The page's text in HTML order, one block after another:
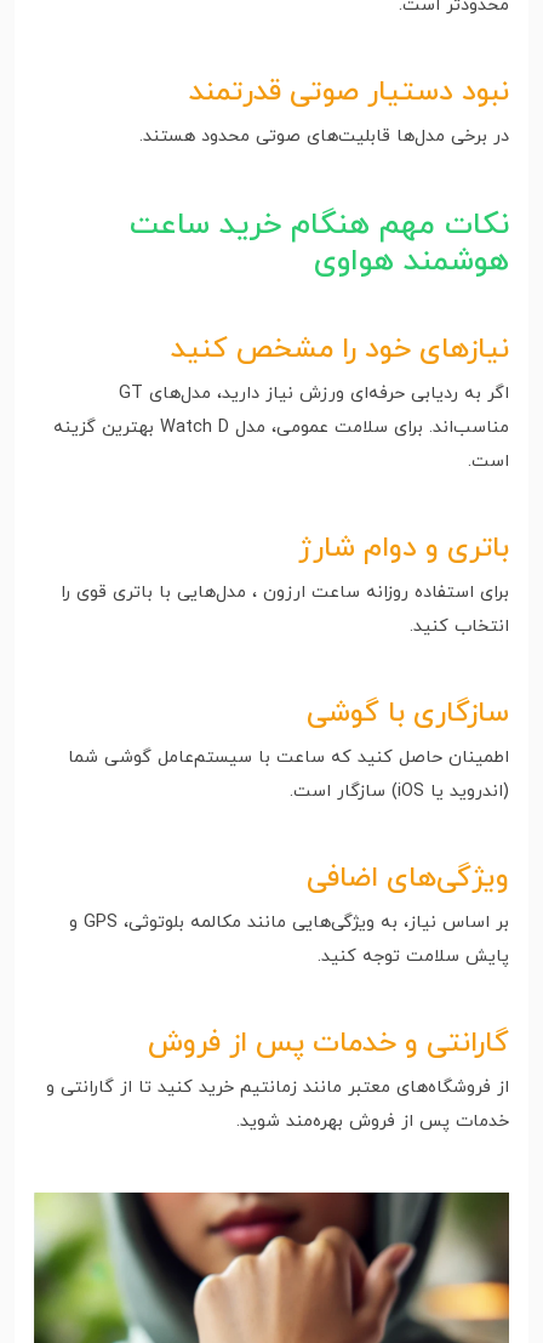
محدودتر است.
نبود دستیار صوتی قدرتمند
در برخی مدل‌ها قابلیت‌های صوتی محدود هستند.
نکات مهم هنگام خرید ساعت
هوشمند هواوی
نیازهای خود را مشخص کنید
اگر به ردیابی حرفه‌ای ورزش نیاز دارید، مدل‌های GT
مناسب‌اند. برای سلامت عمومی، مدل Watch D بهترین گزینه
است.
باتری و دوام شارژ
برای استفاده روزانه ساعت ارزون ، مدل‌هایی با باتری قوی را
انتخاب کنید.
سازگاری با گوشی
اطمینان حاصل کنید که ساعت با سیستم‌عامل گوشی شما
(اندروید یا iOS) سازگار است.
ویژگی‌های اضافی
بر اساس نیاز، به ویژگی‌هایی مانند مکالمه بلوتوثی، GPS و
پایش سلامت توجه کنید.
گارانتی و خدمات پس از فروش
از فروشگاه‌های معتبر مانند زمانتیم خرید کنید تا از گارانتی و
خدمات پس از فروش بهره‌مند شوید.